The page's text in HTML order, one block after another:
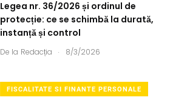
Legea nr. 36/2026 și ordinul de
protecție: ce se schimbă la durată,
instanță și control
De la Redacția . 8/3/2026
FISCALITATE SI FINANTE PERSONALE